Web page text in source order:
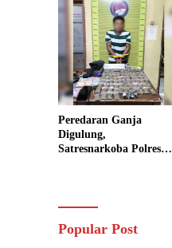
Peredaran Ganja
Digulung,
Satresnarkoba Polres
Datar
Popular Post